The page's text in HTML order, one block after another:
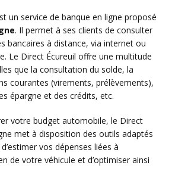
un service de banque en ligne proposé
. Il permet à ses clients de consulter
bancaires à distance, via internet ou
Le Direct Écureuil offre une multitude
que la consultation du solde, la
courantes (virements, prélèvements),
épargne et des crédits, etc.
votre budget automobile, le Direct
met à disposition des outils adaptés
vos dépenses liées à
de votre véhicule et d’optimiser ainsi